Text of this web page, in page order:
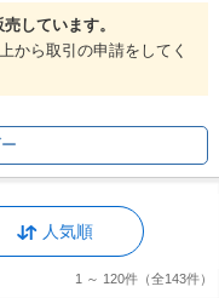
しています。
から取引の申請をしてく
人気順
1 ～ 120件 （全143件）